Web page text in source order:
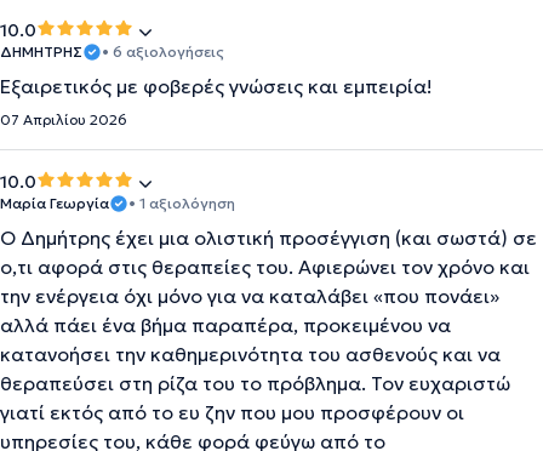
10.0
ΔΗΜΗΤΡΗΣ • 6 αξιολογήσεις
Εξαιρετικός με φοβερές γνώσεις και εμπειρία!
07 Απριλίου 2026
10.0
Μαρία Γεωργία • 1 αξιολόγηση
Ο Δημήτρης έχει μια ολιστική προσέγγιση (και σωστά) σε
ο,τι αφορά στις θεραπείες του. Αφιερώνει τον χρόνο και
την ενέργεια όχι μόνο για να καταλάβει «που πονάει»
αλλά πάει ένα βήμα παραπέρα, προκειμένου να
κατανοήσει την καθημερινότητα του ασθενούς και να
θεραπεύσει στη ρίζα του το πρόβλημα. Τον ευχαριστώ
γιατί εκτός από το ευ ζην που μου προσφέρουν οι
υπηρεσίες του, κάθε φορά φεύγω από το